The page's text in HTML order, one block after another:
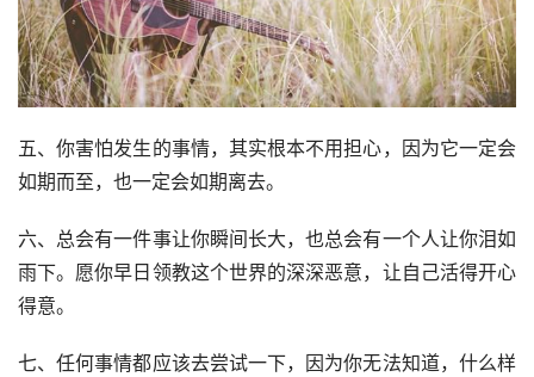
五、你害怕发生的事情，其实根本不用担心，因为它一定会
如期而至，也一定会如期离去。
六、总会有一件事让你瞬间长大，也总会有一个人让你泪如
雨下。愿你早日领教这个世界的深深恶意，让自己活得开心
得意。
七、任何事情都应该去尝试一下，因为你无法知道，什么样